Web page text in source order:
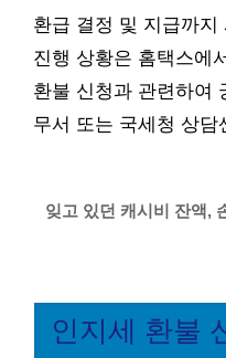
환급 결정 및 지급까
진행 상황은 홈택스에
환불 신청과 관련하여
무서 또는 국세청 상담
잊고 있던 캐시비 잔액,
인지세 환불